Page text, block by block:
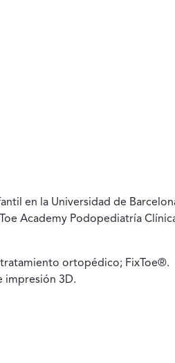
en la Universidad de
Academy Podopediatría
ortopédico; FixToe®.
impresión 3D.